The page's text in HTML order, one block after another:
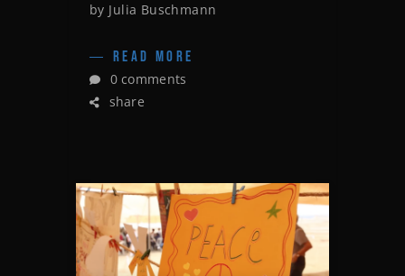
by Julia Buschmann
READ MORE
0 comments
share